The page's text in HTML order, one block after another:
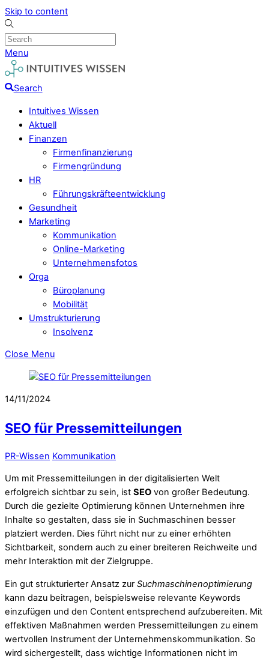
Skip to content
Menu
Search
Intuitives Wissen
Aktuell
Finanzen
Firmenfinanzierung
Firmengründung
HR
Führungskräfteentwicklung
Gesundheit
Marketing
Kommunikation
Online-Marketing
Unternehmensfotos
Orga
Büroplanung
Mobilität
Umstrukturierung
Insolvenz
Close Menu
14/11/2024
SEO für Pressemitteilungen
PR-Wissen Kommunikation
Um mit Pressemitteilungen in der digitalisierten Welt
erfolgreich sichtbar zu sein, ist SEO von großer Bedeutung.
Durch die gezielte Optimierung können Unternehmen ihre
Inhalte so gestalten, dass sie in Suchmaschinen besser
platziert werden. Dies führt nicht nur zu einer erhöhten
Sichtbarkeit, sondern auch zu einer breiteren Reichweite und
mehr Interaktion mit der Zielgruppe.
Ein gut strukturierter Ansatz zur Suchmaschinenoptimierung
kann dazu beitragen, beispielsweise relevante Keywords
einzufügen und den Content entsprechend aufzubereiten. Mit
effektiven Maßnahmen werden Pressemitteilungen zu einem
wertvollen Instrument der Unternehmenskommunikation. So
wird sichergestellt, dass wichtige Informationen nicht im